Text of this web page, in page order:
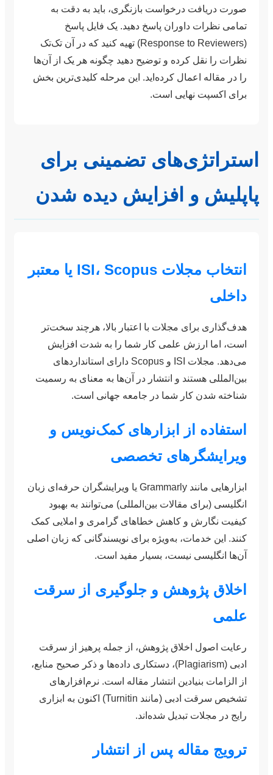
صورت دریافت درخواست بازنگری، باید به دقت به
تمامی نظرات داوران پاسخ دهید. یک فایل پاسخ
(Response to Reviewers) تهیه کنید که در آن تک‌تک
نظرات را نقل کرده و توضیح دهید چگونه هر یک از آن‌ها
را در مقاله اعمال کرده‌اید. این مرحله کلیدی‌ترین بخش
برای اکسپت نهایی است.
استراتژی‌های تضمینی برای
پاپلیش و افزایش دیده شدن
انتخاب مجلات ISI، Scopus یا معتبر
داخلی
هدف‌گذاری برای مجلات با اعتبار بالا، هرچند سخت‌تر
است، اما ارزش علمی کار شما را به شدت افزایش
می‌دهد. مجلات ISI و Scopus دارای استانداردهای
بین‌المللی هستند و انتشار در آن‌ها به معنای به رسمیت
شناخته شدن کار شما در جامعه جهانی است.
استفاده از ابزارهای کمک‌نویس و
ویرایشگرهای تخصصی
ابزارهایی مانند Grammarly یا ویرایشگران حرفه‌ای زبان
انگلیسی (برای مقالات بین‌المللی) می‌توانند به بهبود
کیفیت نگارش و کاهش خطاهای گرامری و املایی کمک
کنند. این خدمات، به‌ویژه برای نویسندگانی که زبان اصلی
آن‌ها انگلیسی نیست، بسیار مفید است.
اخلاق پژوهش و جلوگیری از سرقت
علمی
رعایت اصول اخلاق پژوهش، از جمله پرهیز از سرقت
ادبی (Plagiarism)، دستکاری داده‌ها و ذکر صحیح منابع،
از الزامات بنیادین انتشار مقاله است. نرم‌افزارهای
تشخیص سرقت ادبی (مانند Turnitin) اکنون به ابزاری
رایج در مجلات تبدیل شده‌اند.
ترویج مقاله پس از انتشار